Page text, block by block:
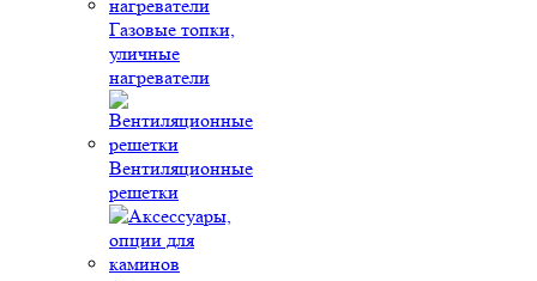
Газовые топки,
уличные
нагреватели
Вентиляционные
решетки